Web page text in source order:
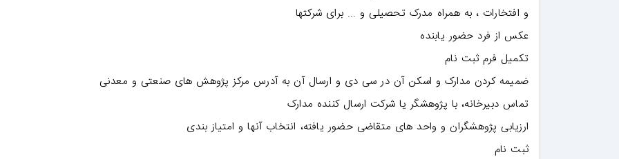
و افتخارات ، به همراه مدرک تحصیلی و ... برای شرکتها
عكس از فرد حضور یابنده
تکمیل فرم ثبت نام
ضمیمه کردن مدارک و اسکن آن در سی دی و ارسال آن به آدرس مرکز پژوهش های صنعتی و معدنی
تماس دبیرخانه، با پژوهشگر یا شرکت ارسال کننده مدارک
ارزیابی پژوهشگران و واحد های متقاضی حضور یافته، انتخاب آنها و امتیاز بندی
ثبت نام